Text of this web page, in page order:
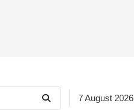
7 August 2026